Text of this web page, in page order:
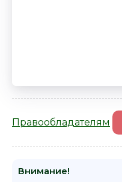
Правообладателям
Внимание!